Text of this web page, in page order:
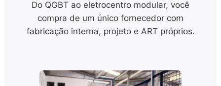
Do QGBT ao eletrocentro modular, você
compra de um único fornecedor com
fabricação interna, projeto e ART próprios.